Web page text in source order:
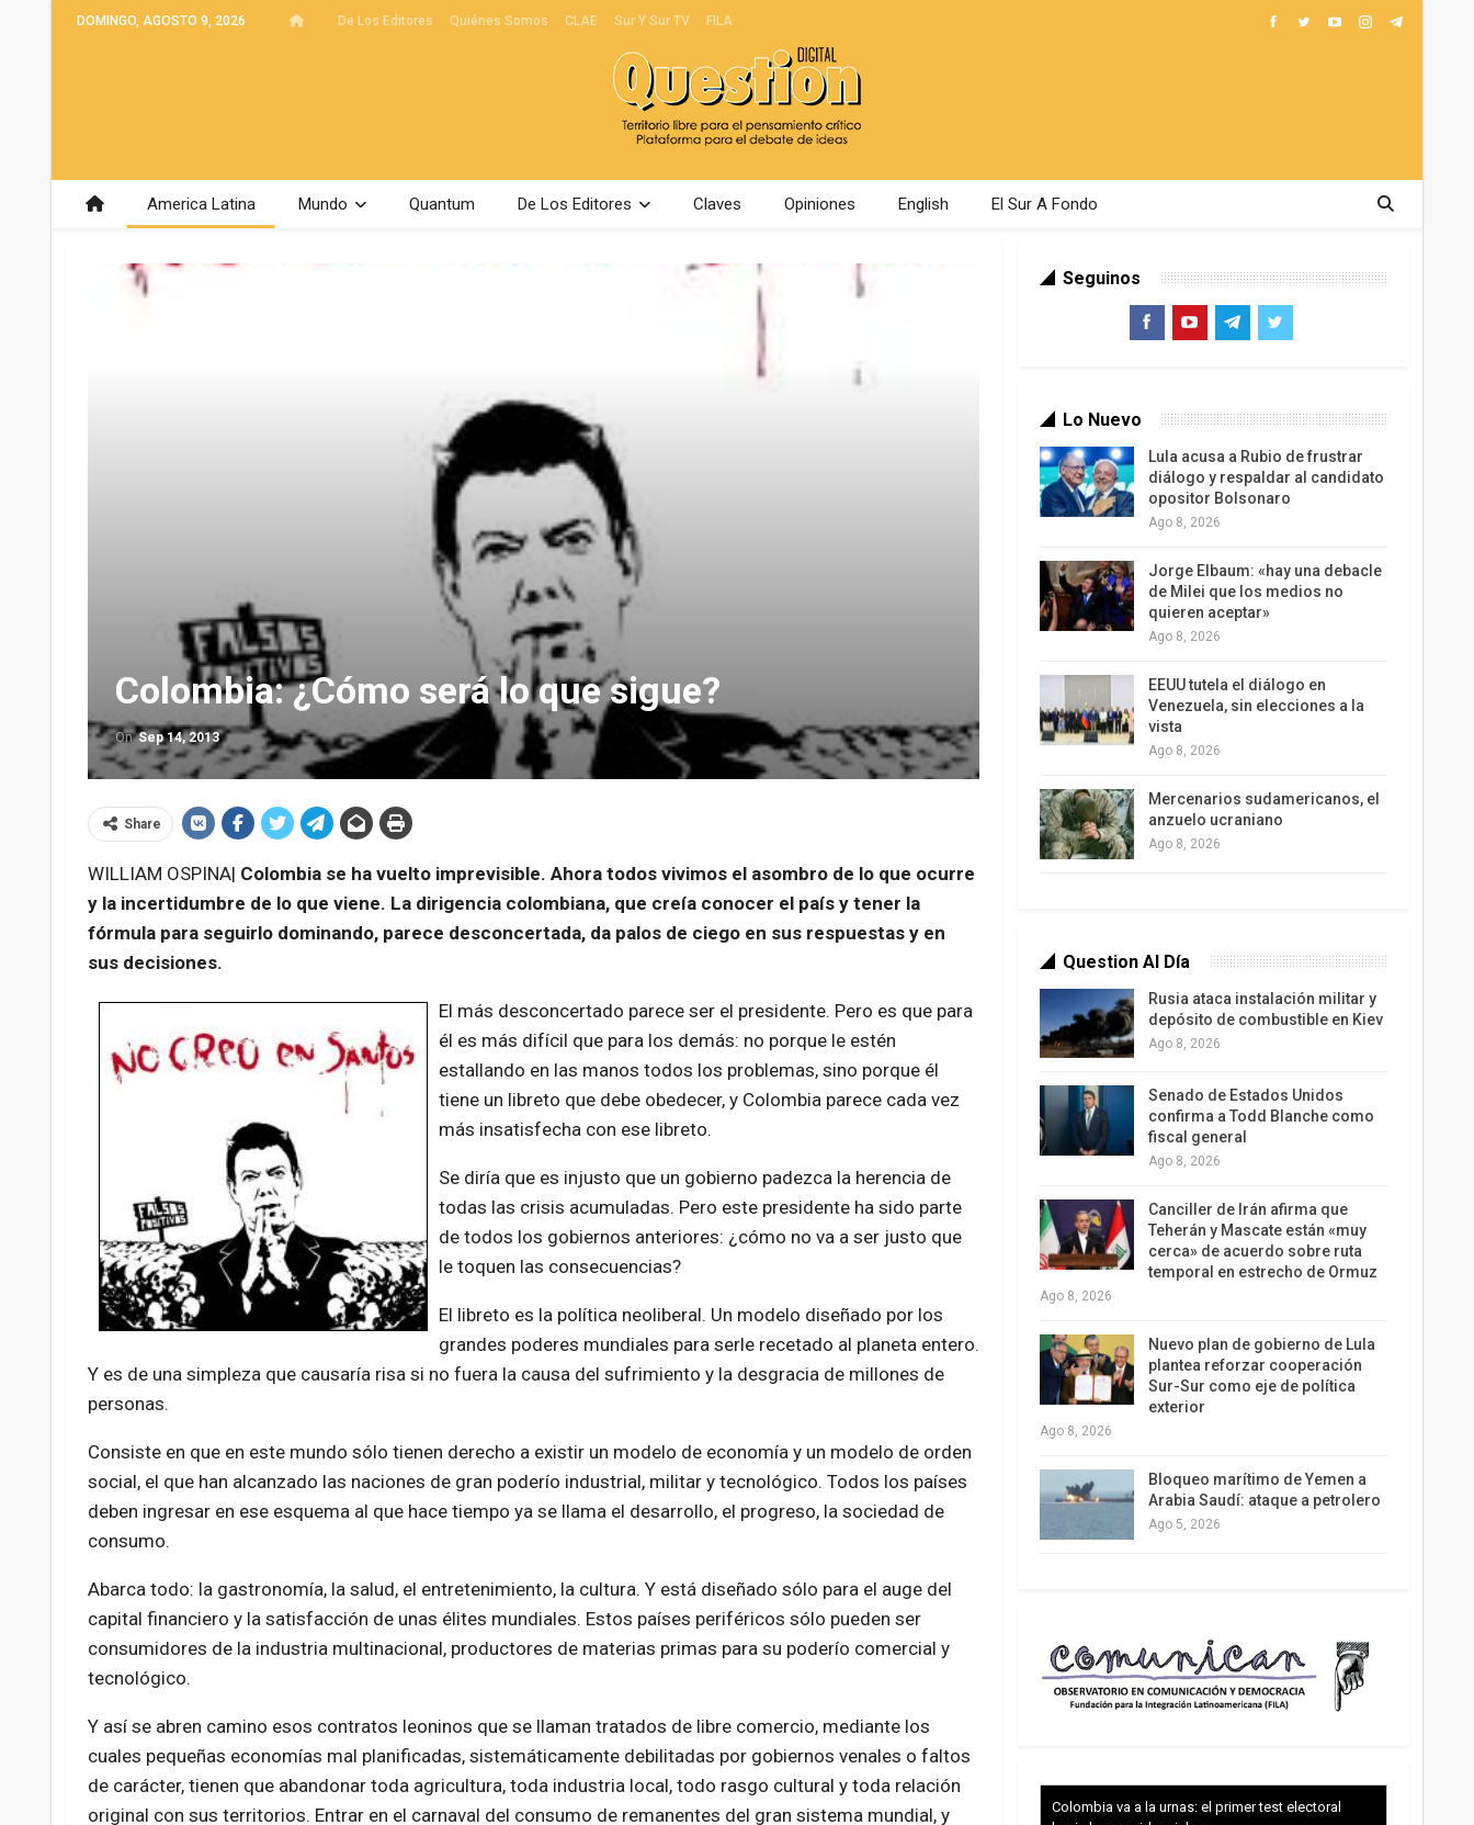
DOMINGO, AGOSTO 9, 2026 De Los Editores Quiénes Somos CLAE Sur Y Sur TV FILA
America Latina Mundo Quantum De Los Editores Claves Opiniones English El Sur A Fondo
Colombia: ¿Cómo será lo que sigue?
OnSep 14, 2013
Share
WILLIAM OSPINA| Colombia se ha vuelto imprevisible. Ahora todos vivimos el asombro de lo que ocurre
y la incertidumbre de lo que viene. La dirigencia colombiana, que creía conocer el país y tener la
fórmula para seguirlo dominando, parece desconcertada, da palos de ciego en sus respuestas y en
sus decisiones.
El más desconcertado parece ser el presidente. Pero es que para
él es más difícil que para los demás: no porque le estén
estallando en las manos todos los problemas, sino porque él
tiene un libreto que debe obedecer, y Colombia parece cada vez
más insatisfecha con ese libreto.
Se diría que es injusto que un gobierno padezca la herencia de
todas las crisis acumuladas. Pero este presidente ha sido parte
de todos los gobiernos anteriores: ¿cómo no va a ser justo que
le toquen las consecuencias?
El libreto es la política neoliberal. Un modelo diseñado por los
grandes poderes mundiales para serle recetado al planeta entero.
Y es de una simpleza que causaría risa si no fuera la causa del sufrimiento y la desgracia de millones de
personas.
Consiste en que en este mundo sólo tienen derecho a existir un modelo de economía y un modelo de orden
social, el que han alcanzado las naciones de gran poderío industrial, militar y tecnológico. Todos los países
deben ingresar en ese esquema al que hace tiempo ya se llama el desarrollo, el progreso, la sociedad de
consumo.
Abarca todo: la gastronomía, la salud, el entretenimiento, la cultura. Y está diseñado sólo para el auge del
capital financiero y la satisfacción de unas élites mundiales. Estos países periféricos sólo pueden ser
consumidores de la industria multinacional, productores de materias primas para su poderío comercial y
tecnológico.
Y así se abren camino esos contratos leoninos que se llaman tratados de libre comercio, mediante los
cuales pequeñas economías mal planificadas, sistemáticamente debilitadas por gobiernos venales o faltos
de carácter, tienen que abandonar toda agricultura, toda industria local, todo rasgo cultural y toda relación
original con sus territorios. Entrar en el carnaval del consumo de remanentes del gran sistema mundial, y
Seguinos
Lo Nuevo
Lula acusa a Rubio de frustrar
diálogo y respaldar al candidato
opositor Bolsonaro
Ago 8, 2026
Jorge Elbaum: «hay una debacle
de Milei que los medios no
quieren aceptar»
Ago 8, 2026
EEUU tutela el diálogo en
Venezuela, sin elecciones a la
vista
Ago 8, 2026
Mercenarios sudamericanos, el
anzuelo ucraniano
Ago 8, 2026
Question Al Día
Rusia ataca instalación militar y
depósito de combustible en Kiev
Ago 8, 2026
Senado de Estados Unidos
confirma a Todd Blanche como
fiscal general
Ago 8, 2026
Canciller de Irán afirma que
Teherán y Mascate están «muy
cerca» de acuerdo sobre ruta
temporal en estrecho de Ormuz
Ago 8, 2026
Nuevo plan de gobierno de Lula
plantea reforzar cooperación
Sur-Sur como eje de política
exterior
Ago 8, 2026
Bloqueo marítimo de Yemen a
Arabia Saudí: ataque a petrolero
Ago 5, 2026
Colombia va a la urnas: el primer test electoral